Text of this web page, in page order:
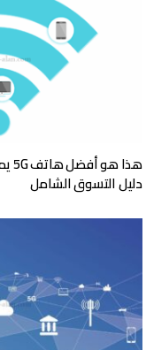
دليل التسوق الشامل